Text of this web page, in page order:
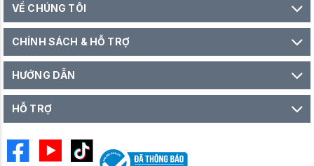
VỀ CHÚNG TÔI
CHÍNH SÁCH & HỖ TRỢ
HƯỚNG DẪN
HỖ TRỢ